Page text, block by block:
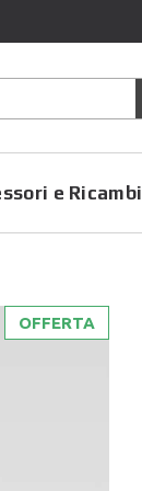
e Ricambi
OFFERTA